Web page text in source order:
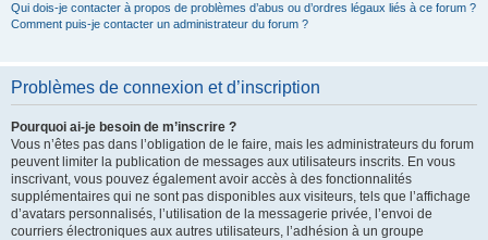
Qui dois-je contacter à propos de problèmes d’abus ou d’ordres légaux liés à ce forum ?
Comment puis-je contacter un administrateur du forum ?
Problèmes de connexion et d’inscription
Pourquoi ai-je besoin de m’inscrire ?
Vous n’êtes pas dans l’obligation de le faire, mais les administrateurs du forum
peuvent limiter la publication de messages aux utilisateurs inscrits. En vous
inscrivant, vous pouvez également avoir accès à des fonctionnalités
supplémentaires qui ne sont pas disponibles aux visiteurs, tels que l’affichage
d’avatars personnalisés, l’utilisation de la messagerie privée, l’envoi de
courriers électroniques aux autres utilisateurs, l’adhésion à un groupe